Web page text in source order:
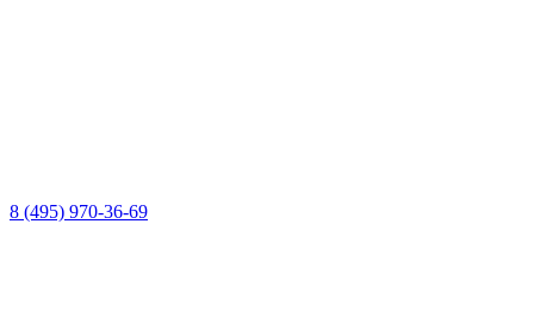
8 (495) 970-36-69